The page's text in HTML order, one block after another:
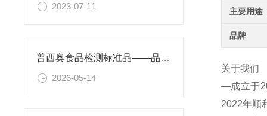
2023-07-11
普西奥食品检测标准品——品类丰富，支持定制
2026-05-14
主要用途
品牌
关于我们
—成立于
2022年顺